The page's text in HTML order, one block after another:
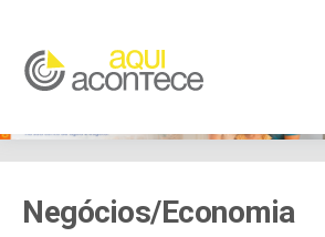
Negócios/Economia